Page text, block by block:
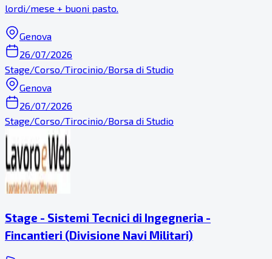
lordi/mese + buoni pasto.
Genova
26/07/2026
Stage/Corso/Tirocinio/Borsa di Studio
Genova
26/07/2026
Stage/Corso/Tirocinio/Borsa di Studio
Stage - Sistemi Tecnici di Ingegneria -
Fincantieri (Divisione Navi Militari)